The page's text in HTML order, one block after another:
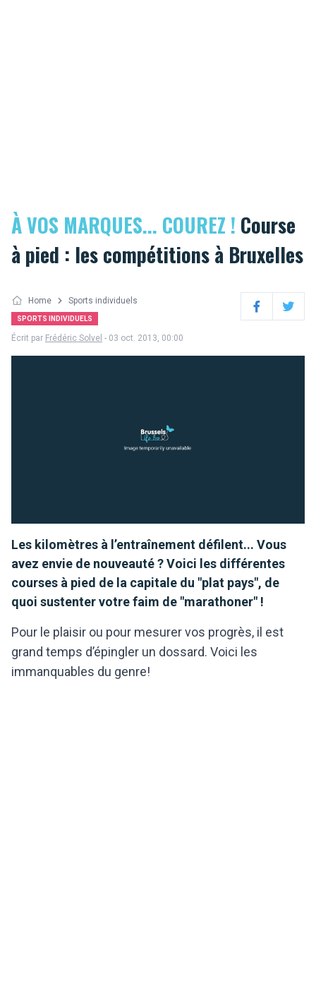
À VOS MARQUES... COUREZ ! Course
à pied : les compétitions à Bruxelles
Home Sports individuels
SPORTS INDIVIDUELS FacebookTwitter
Écrit par Frédéric Solvel - 03 oct. 2013, 00:00
Les kilomètres à l’entraînement défilent... Vous
avez envie de nouveauté ? Voici les différentes
courses à pied de la capitale du "plat pays", de
quoi sustenter votre faim de "marathoner" !
Pour le plaisir ou pour mesurer vos progrès, il est
grand temps d’épingler un dossard. Voici les
immanquables du genre!